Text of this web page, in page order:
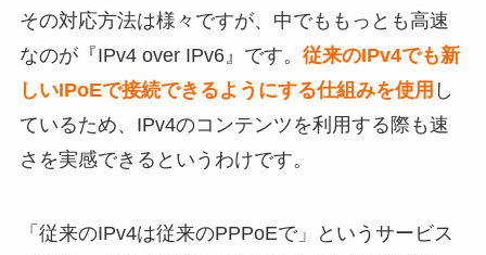
その対応方法は様々ですが、中でももっとも高速
なのが『IPv4 over IPv6』です。 従来のIPv4でも新
しいIPoEで接続できるようにする仕組みを使用 し
ているため、IPv4のコンテンツを利用する際も速
さを実感できるというわけです。
「従来のIPv4は従来のPPPoEで」というサービス